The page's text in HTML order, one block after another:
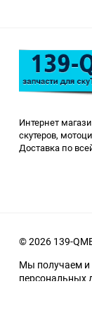
Интернет
скутеров,
Доставка по
© 2026 139-
Мы получаем и
персональных